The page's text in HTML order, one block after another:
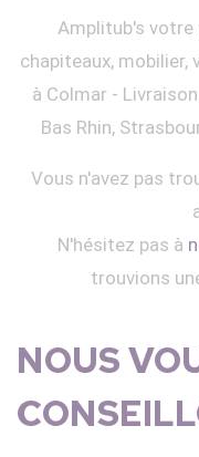
Amplitub's votre
chapiteaux, mobilier,
à Colmar -
Bas Rhin,
Vous n'avez pas
N'hésitez pas à
trouvions
NOUS